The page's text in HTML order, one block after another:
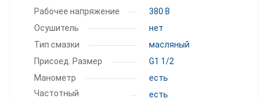
Рабочее напряжение
380 В
Осушитель
нет
Тип смазки
масляный
Присоед. Размер
G1 1/2
Манометр
есть
Частотный
есть